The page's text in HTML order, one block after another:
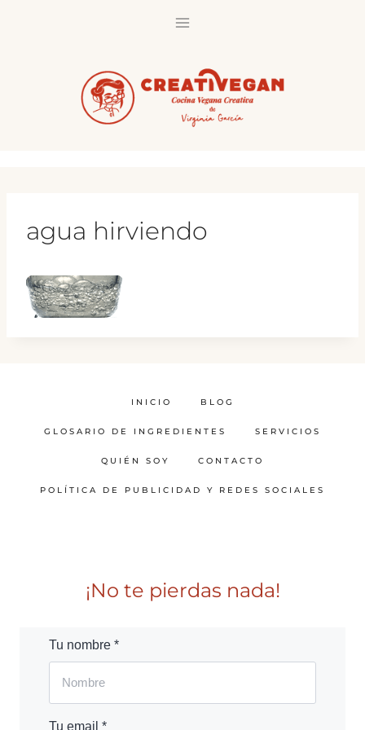
agua hirviendo
INICIO BLOG
GLOSARIO DE INGREDIENTES SERVICIOS
QUIÉN SOY CONTACTO
POLÍTICA DE PUBLICIDAD Y REDES SOCIALES
¡No te pierdas nada!
Tu nombre *
Tu email *